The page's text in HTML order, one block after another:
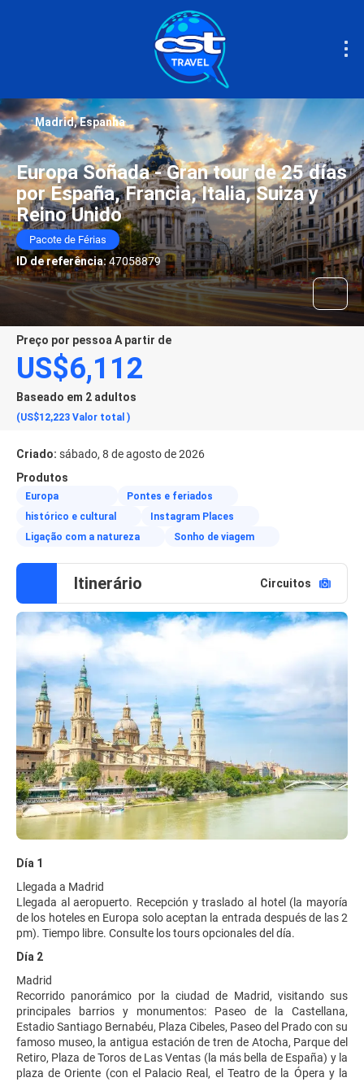
Europa Soñada - Gran tour de 25 días
por España, Francia, Italia, Suiza y
Reino Unido
Pacote de Férias
ID de referência:47058879
Madrid, Espanha
preço por pessoa A partir de
US$6,112
Baseado em 2 adultos
(US$12,223 Valor total )
Criado: sábado, 8 de agosto de 2026
Produtos
Europa
Pontes e feriados
histórico e cultural
Instagram Places
Ligação com a natureza
Sonho de viagem
Itinerário Circuitos
Día 1
Llegada a Madrid
Llegada al aeropuerto. Recepción y traslado al hotel (la mayoría
de los hoteles en Europa solo aceptan la entrada después de las 2
pm). Tiempo libre. Consulte los tours opcionales del día.
Día 2
Madrid
Recorrido panorámico por la ciudad de Madrid, visitando sus
principales barrios y monumentos: Paseo de la Castellana,
Estadio Santiago Bernabéu, Plaza Cibeles, Paseo del Prado con su
famoso museo, la antigua estación de tren de Atocha, Parque del
Retiro, Plaza de Toros de Las Ventas (la más bella de España) y la
plaza de Oriente (con el Palacio Real, el Teatro de la Ópera y la